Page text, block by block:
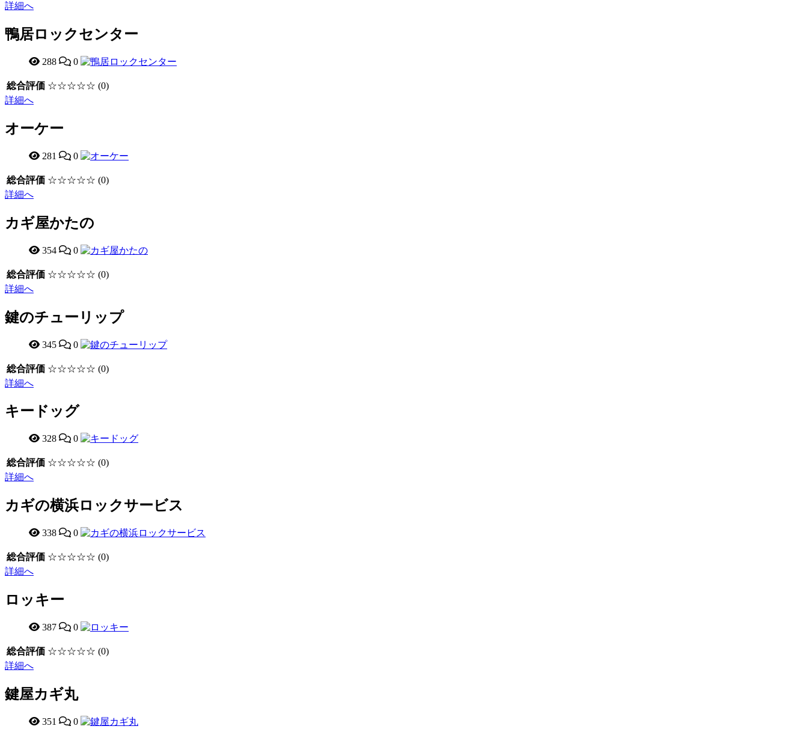
詳細へ
鴨居ロックセンター
288 0
総合評価 ☆☆☆☆☆ (0)
詳細へ
オーケー
281 0
総合評価 ☆☆☆☆☆ (0)
詳細へ
カギ屋かたの
354 0
総合評価 ☆☆☆☆☆ (0)
詳細へ
鍵のチューリップ
345 0
総合評価 ☆☆☆☆☆ (0)
詳細へ
キードッグ
328 0
総合評価 ☆☆☆☆☆ (0)
詳細へ
カギの横浜ロックサービス
338 0
総合評価 ☆☆☆☆☆ (0)
詳細へ
ロッキー
387 0
総合評価 ☆☆☆☆☆ (0)
詳細へ
鍵屋カギ丸
351 0